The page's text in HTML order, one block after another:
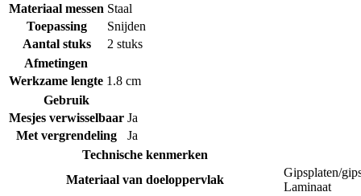
Materiaal messen Staal
Toepassing
Snijden
Aantal stuks
2 stuks
Afmetingen
Werkzame lengte 1.8 cm
Gebruik
Mesjes verwisselbaar Ja
Met vergrendeling
Ja
Technische kenmerken
Materiaal van doeloppervlak
Gipsplaten/
Laminaat